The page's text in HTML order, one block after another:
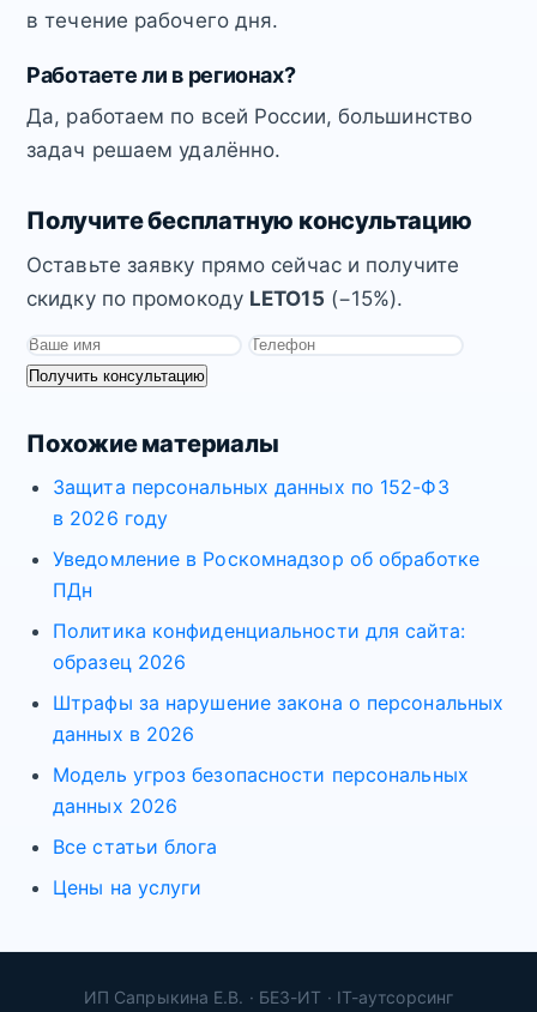
в течение рабочего дня.
Работаете ли в регионах?
Да, работаем по всей России, большинство
задач решаем удалённо.
Получите бесплатную консультацию
Оставьте заявку прямо сейчас и получите
скидку по промокоду LETO15 (−15%).
Получить консультацию
Похожие материалы
Защита персональных данных по 152-ФЗ
в 2026 году
Уведомление в Роскомнадзор об обработке
ПДн
Политика конфиденциальности для сайта:
образец 2026
Штрафы за нарушение закона о персональных
данных в 2026
Модель угроз безопасности персональных
данных 2026
Все статьи блога
Цены на услуги
ИП Сапрыкина Е.В. · БЕЗ-ИТ · IT-аутсорсинг